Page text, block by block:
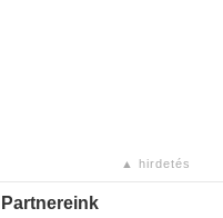
▲ hirdetés
Partnereink